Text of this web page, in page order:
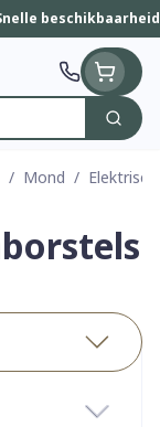
beschikbaarheid
Zoek
/ Mond /